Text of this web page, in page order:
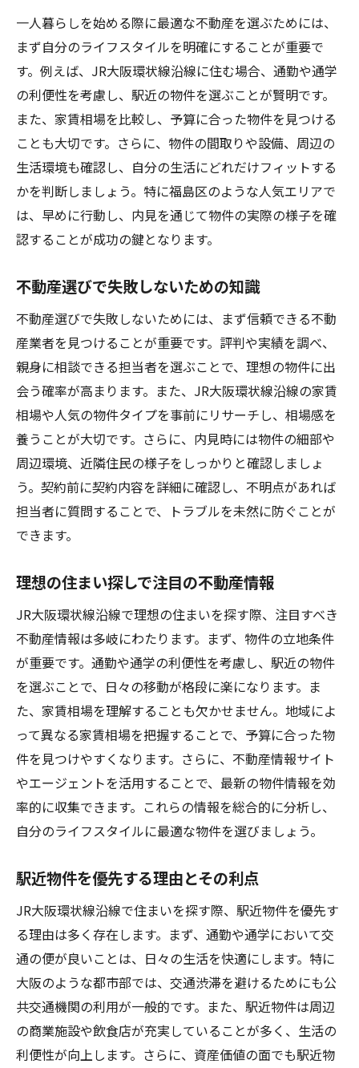
一人暮らしを始める際に最適な不動産を選ぶためには、
まず自分のライフスタイルを明確にすることが重要で
す。例えば、JR大阪環状線沿線に住む場合、通勤や通学
の利便性を考慮し、駅近の物件を選ぶことが賢明です。
また、家賃相場を比較し、予算に合った物件を見つける
ことも大切です。さらに、物件の間取りや設備、周辺の
生活環境も確認し、自分の生活にどれだけフィットする
かを判断しましょう。特に福島区のような人気エリアで
は、早めに行動し、内見を通じて物件の実際の様子を確
認することが成功の鍵となります。
不動産選びで失敗しないための知識
不動産選びで失敗しないためには、まず信頼できる不動
産業者を見つけることが重要です。評判や実績を調べ、
親身に相談できる担当者を選ぶことで、理想の物件に出
会う確率が高まります。また、JR大阪環状線沿線の家賃
相場や人気の物件タイプを事前にリサーチし、相場感を
養うことが大切です。さらに、内見時には物件の細部や
周辺環境、近隣住民の様子をしっかりと確認しましょ
う。契約前に契約内容を詳細に確認し、不明点があれば
担当者に質問することで、トラブルを未然に防ぐことが
できます。
理想の住まい探しで注目の不動産情報
JR大阪環状線沿線で理想の住まいを探す際、注目すべき
不動産情報は多岐にわたります。まず、物件の立地条件
が重要です。通勤や通学の利便性を考慮し、駅近の物件
を選ぶことで、日々の移動が格段に楽になります。ま
た、家賃相場を理解することも欠かせません。地域によ
って異なる家賃相場を把握することで、予算に合った物
件を見つけやすくなります。さらに、不動産情報サイト
やエージェントを活用することで、最新の物件情報を効
率的に収集できます。これらの情報を総合的に分析し、
自分のライフスタイルに最適な物件を選びましょう。
駅近物件を優先する理由とその利点
JR大阪環状線沿線で住まいを探す際、駅近物件を優先す
る理由は多く存在します。まず、通勤や通学において交
通の便が良いことは、日々の生活を快適にします。特に
大阪のような都市部では、交通渋滞を避けるためにも公
共交通機関の利用が一般的です。また、駅近物件は周辺
の商業施設や飲食店が充実していることが多く、生活の
利便性が向上します。さらに、資産価値の面でも駅近物